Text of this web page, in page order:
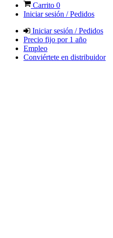
Carrito 0
Iniciar sesión / Pedidos
Iniciar sesión / Pedidos
Precio fijo por 1 año
Empleo
Conviértete en distribuidor